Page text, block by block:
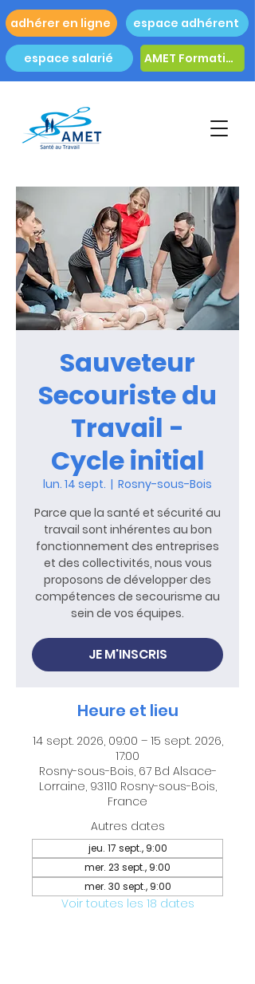
adhérer en ligne espace adhérent
espace salarié AMET Formation
Sauveteur
Secouriste du
Travail -
Cycle initial
lun. 14 sept.
  |
Rosny-sous-Bois
Parce que la santé et sécurité au
travail sont inhérentes au bon
fonctionnement des entreprises
et des collectivités, nous vous
proposons de développer des
compétences de secourisme au
sein de vos équipes.
JE M'INSCRIS
Heure et lieu
14 sept. 2026, 09:00 – 15 sept. 2026,
17:00
Rosny-sous-Bois, 67 Bd Alsace-
Lorraine, 93110 Rosny-sous-Bois,
France
Autres dates
jeu. 17 sept., 9:00
mer. 23 sept., 9:00
mer. 30 sept., 9:00
Voir toutes les 18 dates